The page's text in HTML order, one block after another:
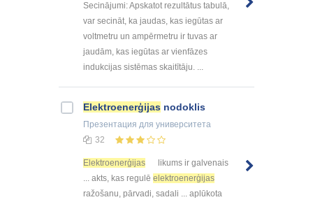
Secinājumi: Apskatot rezultātus tabulā,
var secināt, ka jaudas, kas iegūtas ar
voltmetru un ampērmetru ir tuvas ar
jaudām, kas iegūtas ar vienfāzes
indukcijas sistēmas skaitītāju. ...
Elektroenerģijas nodoklis
Презентация для университета
32
Elektroenerģijas
likums ir galvenais
... akts, kas regulē elektroenerģijas
ražošanu, pārvadi, sadali ... aplūkota